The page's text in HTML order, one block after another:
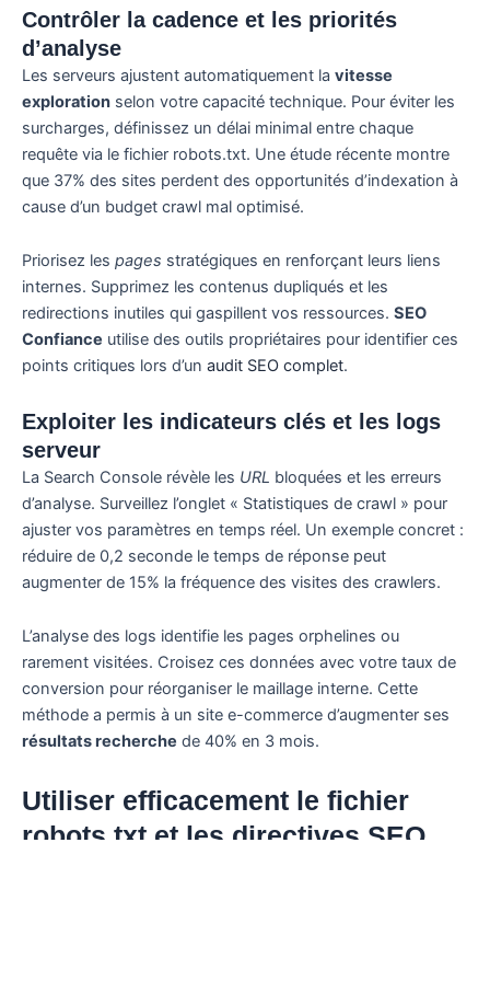
Contrôler la cadence et les priorités
d’analyse
Les serveurs ajustent automatiquement la vitesse
exploration selon votre capacité technique. Pour éviter les
surcharges, définissez un délai minimal entre chaque
requête via le fichier robots.txt. Une étude récente montre
que 37% des sites perdent des opportunités d’indexation à
cause d’un budget crawl mal optimisé.
Priorisez les pages stratégiques en renforçant leurs liens
internes. Supprimez les contenus dupliqués et les
redirections inutiles qui gaspillent vos ressources. SEO
Confiance utilise des outils propriétaires pour identifier ces
points critiques lors d’un audit SEO complet.
Exploiter les indicateurs clés et les logs
serveur
La Search Console révèle les URL bloquées et les erreurs
d’analyse. Surveillez l’onglet « Statistiques de crawl » pour
ajuster vos paramètres en temps réel. Un exemple concret :
réduire de 0,2 seconde le temps de réponse peut
augmenter de 15% la fréquence des visites des crawlers.
L’analyse des logs identifie les pages orphelines ou
rarement visitées. Croisez ces données avec votre taux de
conversion pour réorganiser le maillage interne. Cette
méthode a permis à un site e-commerce d’augmenter ses
résultats recherche de 40% en 3 mois.
Utiliser efficacement le fichier
robots.txt et les directives SEO